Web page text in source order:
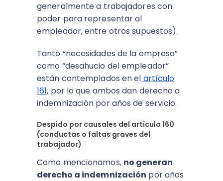
generalmente a trabajadores con
poder para representar al
empleador, entre otros supuestos).
Tanto “necesidades de la empresa”
como “desahucio del empleador”
están contemplados en el artículo
161, por lo que ambos dan derecho a
indemnización por años de servicio.
Despido por causales del artículo 160
(conductas o faltas graves del
trabajador)
Como mencionamos, no generan
derecho a indemnización por años